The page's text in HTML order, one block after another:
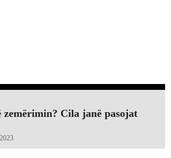
zemërimin? Cila janë pasojat